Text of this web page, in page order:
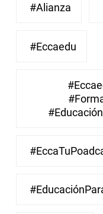
#Alianza
#eccaedu